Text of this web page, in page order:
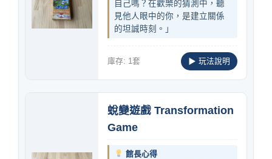
自己嗎？在歡樂的猜測中，聽
見他人眼中的你，是建立關係
的坦誠時刻。」
庫存: 1套 ▶ 玩法說明
蛻變遊戲 Transformation
Game
館長心得